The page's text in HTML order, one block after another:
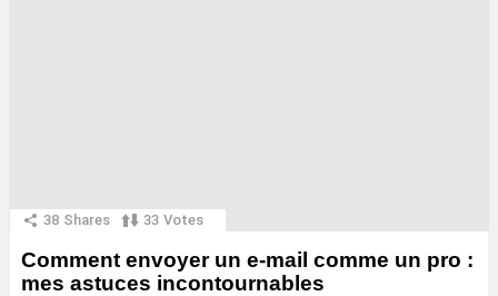
38 Shares 33 Votes
Comment envoyer un e-mail comme un pro :
mes astuces incontournables